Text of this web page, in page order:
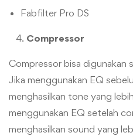
Fabfilter Pro DS
Compressor
Compressor bisa digunakan
Jika menggunakan EQ
menghasilkan tone yang
menggunakan EQ setelah
menghasilkan sound yang